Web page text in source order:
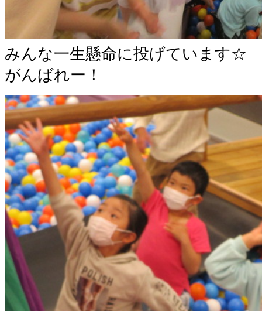
みんな一生懸命に投げています☆
がんばれー！